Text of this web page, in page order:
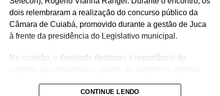
dois relembraram a realização do concurso público da
Câmara de Cuiabá, promovido durante a gestão de Juca
à frente da presidência do Legislativo municipal.
Na ocasião, o deputado destacou a importância do
CONTINUE LENDO